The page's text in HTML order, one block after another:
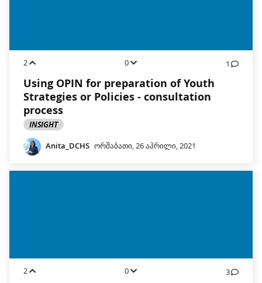
2 0 1
Using OPIN for preparation of Youth
Strategies or Policies - consultation
process
INSIGHT
Anita_DCHS ორშაბათი, 26 აპრილი, 2021
2 0 3